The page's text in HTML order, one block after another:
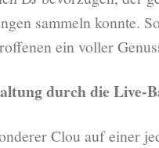
sammeln konnte.
ein voller
durch die Live-
Clou auf einer